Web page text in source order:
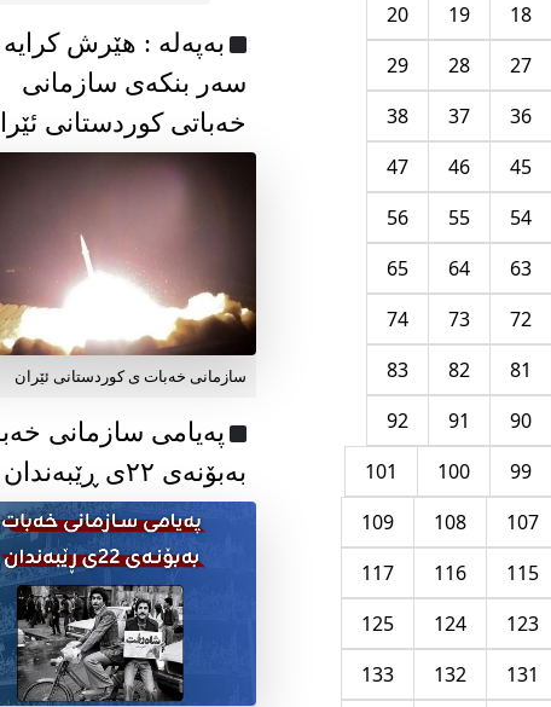
18
19
20
27
28
29
36
37
38
45
46
47
54
55
56
63
64
65
72
73
74
81
82
83
90
91
92
99
100
101
107
108
109
115
116
117
123
124
125
131
132
133
به‌په‌له‌ : هێرش کرایە
سەر بنکەی سازمانی
خەباتی کوردستانی
سازمانی خەبات ی کوردستانی ئێران
پەیامی سازمانی
بەبۆنەی ۲۲ی ڕێبەندان